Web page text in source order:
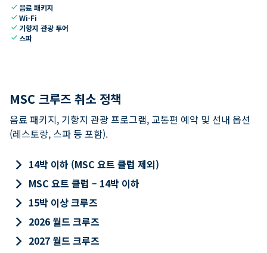
check 음료 패키지
checkWi-Fi
check 기항지 관광 투어
check 스파
MSC 크루즈 취소 정책
음료 패키지, 기항지 관광 프로그램, 교통편 예약 및 선내 옵션
(레스토랑, 스파 등 포함).
keyboard_arrow_right 14박 이하 (MSC 요트 클럽 제외)
keyboard_arrow_right MSC 요트 클럽 – 14박 이하
keyboard_arrow_right 15박 이상 크루즈
keyboard_arrow_right 2026 월드 크루즈
keyboard_arrow_right 2027 월드 크루즈